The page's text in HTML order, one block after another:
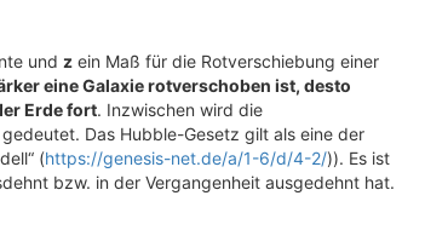
und z ein Maß für die Rotverschiebung einer
eine Galaxie rotverschoben ist, desto
Erde fort. Inzwischen wird die
Das Hubble-Gesetz gilt als eine der
(https://genesis-net.de/a/1-6/d/4-2/)). Es ist
bzw. in der Vergangenheit ausgedehnt hat.